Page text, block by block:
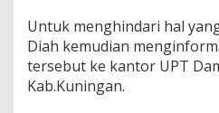
Untuk menghindari hal
Diah kemudian
tersebut ke kantor UPT
Kab.Kuningan.